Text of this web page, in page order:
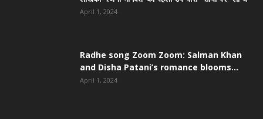
April 1, 2024
Radhe song Zoom Zoom: Salman Khan
and Disha Patani’s romance blooms...
April 1, 2024